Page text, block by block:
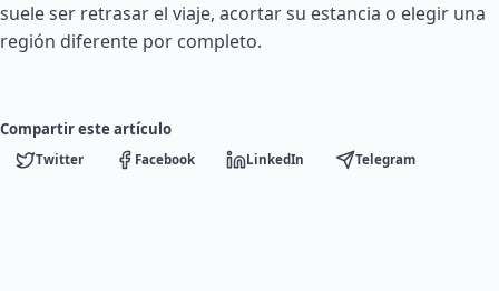
suele ser retrasar el viaje, acortar su estancia o elegir una
región diferente por completo.
Compartir este artículo
Twitter Facebook LinkedIn Telegram